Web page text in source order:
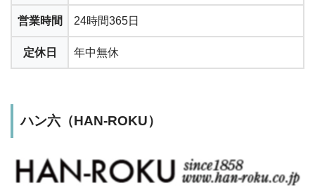
営業時間 24時間365日
定休日 年中無休
ハン六（HAN-ROKU）